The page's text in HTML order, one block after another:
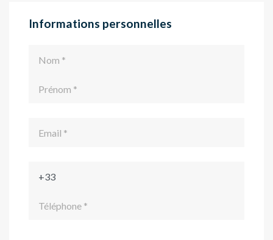
Informations personnelles